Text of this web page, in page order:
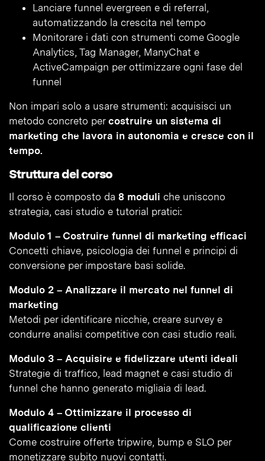
Lanciare funnel evergreen e di referral,
automatizzando la crescita nel tempo
Monitorare i dati con strumenti come Google
Analytics, Tag Manager, ManyChat e
ActiveCampaign per ottimizzare ogni fase del
funnel
Non impari solo a usare strumenti: acquisisci un
metodo concreto per costruire un sistema di
marketing che lavora in autonomia e cresce con il
tempo.
Struttura del corso
Il corso è composto da 8 moduli che uniscono
strategia, casi studio e tutorial pratici:
Modulo 1 – Costruire funnel di marketing efficaci
Concetti chiave, psicologia dei funnel e principi di
conversione per impostare basi solide.
Modulo 2 – Analizzare il mercato nel funnel di
marketing
Metodi per identificare nicchie, creare survey e
condurre analisi competitive con casi studio reali.
Modulo 3 – Acquisire e fidelizzare utenti ideali
Strategie di traffico, lead magnet e casi studio di
funnel che hanno generato migliaia di lead.
Modulo 4 – Ottimizzare il processo di
qualificazione clienti
Come costruire offerte tripwire, bump e SLO per
monetizzare subito nuovi contatti.